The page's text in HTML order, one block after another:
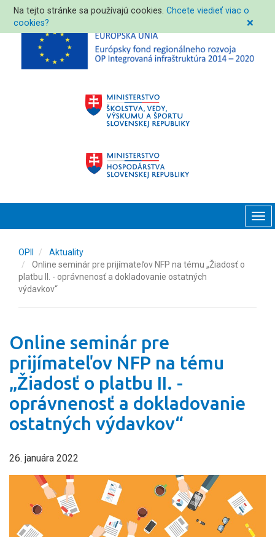
Na tejto stránke sa používajú cookies.Chcete viedieť viac o
cookies?
❌
OPII
Aktuality
Online seminár pre prijímateľov NFP na tému „Žiadosť o
platbu II. - oprávnenosť a dokladovanie ostatných
výdavkov“
Online seminár pre
prijímateľov NFP na tému
„Žiadosť o platbu II. -
oprávnenosť a dokladovanie
ostatných výdavkov“
26. januára 2022